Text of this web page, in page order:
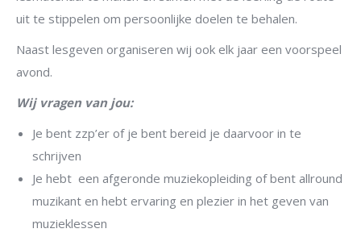
uit te stippelen om persoonlijke doelen te behalen.
Naast lesgeven organiseren wij ook elk jaar een voorspeel
avond.
Wij vragen van jou:
Je bent zzp’er of je bent bereid je daarvoor in te
schrijven
Je hebt een afgeronde muziekopleiding of bent allround
muzikant en hebt ervaring en plezier in het geven van
muzieklessen